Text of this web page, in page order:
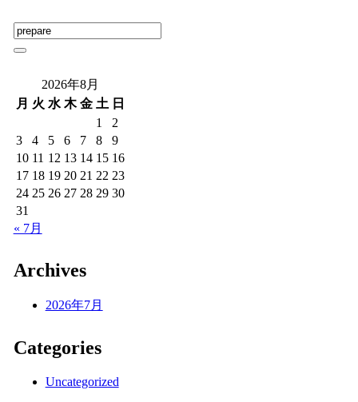
2026年8月
月 火 水 木 金 土 日
1
2
3
4 5 6 7 8
9
10 11 12 13 14 15 16
17 18 19 20 21 22 23
24 25 26 27 28 29 30
31
« 7月
Archives
2026年7月
Categories
Uncategorized